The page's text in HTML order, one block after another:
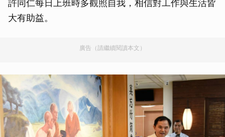
許同仁每日上班時多觀照自我，相信對工作與生活皆
大有助益。
廣告（請繼續閱讀本文）